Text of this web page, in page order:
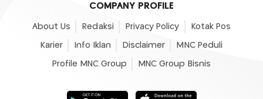
COMPANY PROFILE
About Us Redaksi Privacy Policy Kotak Pos
Karier Info Iklan Disclaimer MNC Peduli
Profile MNC Group MNC Group Bisnis